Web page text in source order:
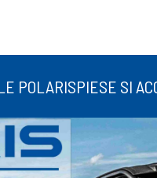
POLARISPIESE SI